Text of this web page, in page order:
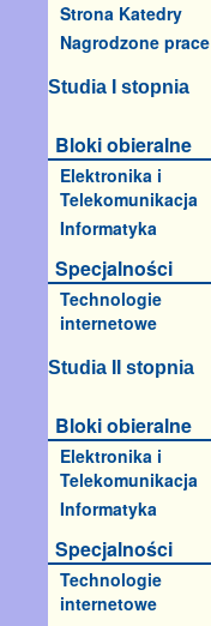
Strona Katedry
Nagrodzone prace
Studia I stopnia
Bloki obieralne
Elektronika i
Telekomunikacja
Informatyka
Specjalności
Technologie
internetowe
Studia II stopnia
Bloki obieralne
Elektronika i
Telekomunikacja
Informatyka
Specjalności
Technologie
internetowe